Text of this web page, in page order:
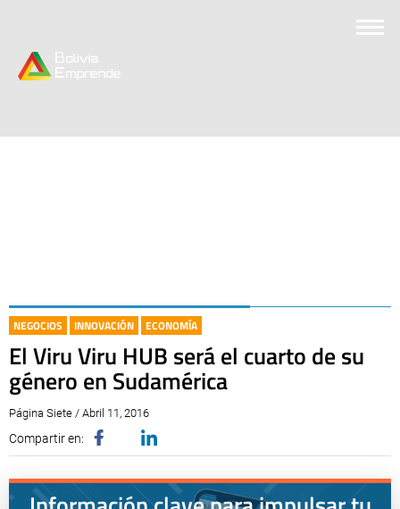
NEGOCIOS INNOVACIÓN ECONOMÍA
El Viru Viru HUB será el cuarto de su
género en Sudamérica
Página Siete / Abril 11, 2016
Compartir en: